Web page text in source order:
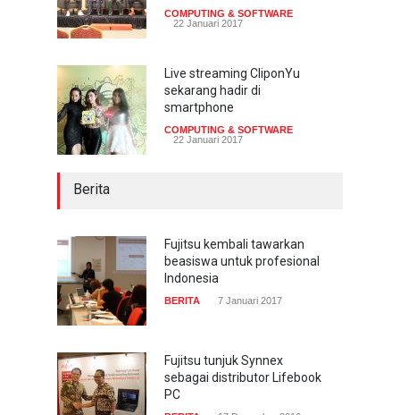
COMPUTING & SOFTWARE
22 Januari 2017
Live streaming CliponYu
sekarang hadir di
smartphone
COMPUTING & SOFTWARE
22 Januari 2017
Berita
Fujitsu kembali tawarkan
beasiswa untuk profesional
Indonesia
BERITA 7 Januari 2017
Fujitsu tunjuk Synnex
sebagai distributor Lifebook
PC